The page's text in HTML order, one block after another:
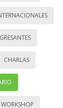
CHARLAS
WORKSHOP